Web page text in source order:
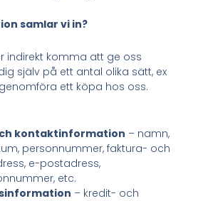
samlar vi in?
indirekt komma att ge oss
själv på ett antal olika sätt, ex
ett köpa hos oss.
kontaktinformation – namn,
personnummer, faktura- och
e-postadress,
etc.
– kredit- och